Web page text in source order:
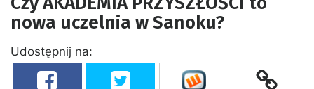
nowa uczelnia w Sanoku?
Udostępnij na: